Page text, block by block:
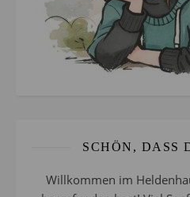
SCHÖN, DASS
Willkommen im